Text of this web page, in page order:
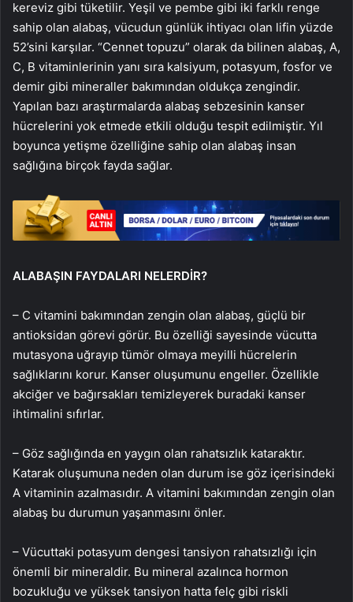
kereviz gibi tüketilir. Yeşil ve pembe gibi iki farklı renge
sahip olan alabaş, vücudun günlük ihtiyacı olan lifin yüzde
52’sini karşılar. “Cennet topuzu” olarak da bilinen alabaş, A,
C, B vitaminlerinin yanı sıra kalsiyum, potasyum, fosfor ve
demir gibi mineraller bakımından oldukça zengindir.
Yapılan bazı araştırmalarda alabaş sebzesinin kanser
hücrelerini yok etmede etkili olduğu tespit edilmiştir. Yıl
boyunca yetişme özelliğine sahip olan alabaş insan
sağlığına birçok fayda sağlar.
ALABAŞIN FAYDALARI NELERDİR?
– C vitamini bakımından zengin olan alabaş, güçlü bir
antioksidan görevi görür. Bu özelliği sayesinde vücutta
mutasyona uğrayıp tümör olmaya meyilli hücrelerin
sağlıklarını korur. Kanser oluşumunu engeller. Özellikle
akciğer ve bağırsakları temizleyerek buradaki kanser
ihtimalini sıfırlar.
– Göz sağlığında en yaygın olan rahatsızlık kataraktır.
Katarak oluşumuna neden olan durum ise göz içerisindeki
A vitaminin azalmasıdır. A vitamini bakımından zengin olan
alabaş bu durumun yaşanmasını önler.
– Vücuttaki potasyum dengesi tansiyon rahatsızlığı için
önemli bir mineraldir. Bu mineral azalınca hormon
bozukluğu ve yüksek tansiyon hatta felç gibi riskli